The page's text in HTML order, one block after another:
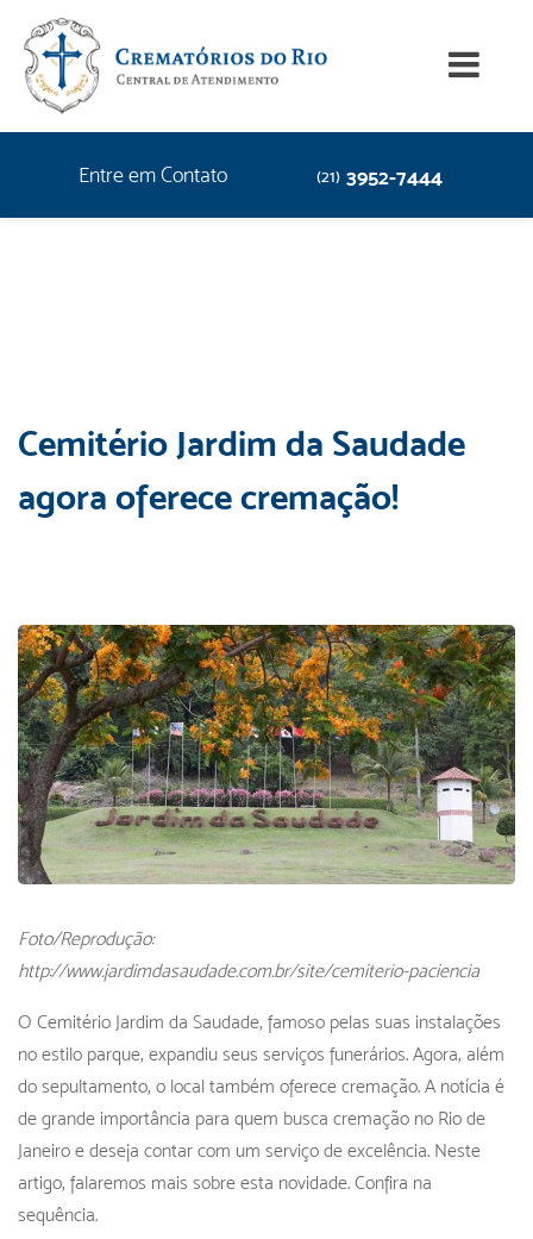
Entre em Contato (21) 3952-7444
Cemitério Jardim da Saudade
agora oferece cremação!
Foto/Reprodução:
http://www.jardimdasaudade.com.br/site/cemiterio-paciencia
O Cemitério Jardim da Saudade, famoso pelas suas instalações
no estilo parque, expandiu seus serviços funerários. Agora, além
do sepultamento, o local também oferece cremação. A notícia é
de grande importância para quem busca cremação no Rio de
Janeiro e deseja contar com um serviço de excelência. Neste
artigo, falaremos mais sobre esta novidade. Confira na
sequência.